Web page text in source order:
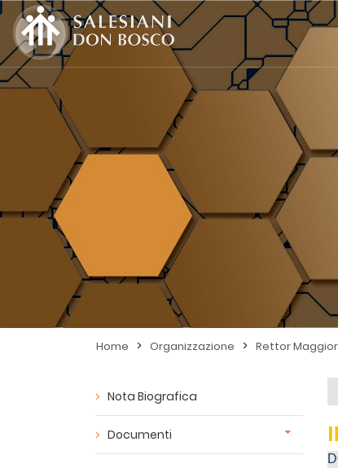
Home > Organizzazione > Rettor
Nota Biografica
Documenti